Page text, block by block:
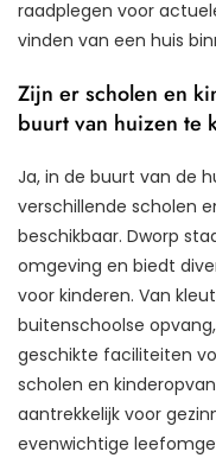
raadplegen voor
vinden van een huis
Zijn er scholen en
buurt van huizen te
Ja, in de buurt van de
verschillende scholen
beschikbaar. Dworp
omgeving en biedt
voor kinderen. Van
buitenschoolse
geschikte faciliteiten
scholen en
aantrekkelijk voor
evenwichtige